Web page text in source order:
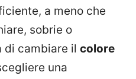
a meno che
sobrie o
di cambiare il colore
una